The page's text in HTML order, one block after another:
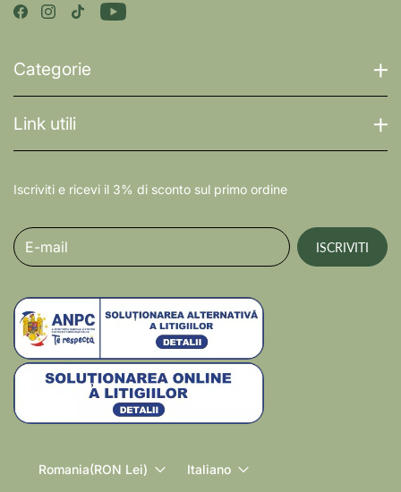
Categorie
Link utili
Iscriviti e ricevi il 3% di sconto sul primo ordine
E-mail
ISCRIVITI
Romania (RON Lei) Italiano